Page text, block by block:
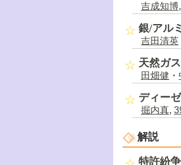
吉成知博,
銀/アル
吉田清英
天然ガ
田畑健 ・
ディー
掘内真,
解説
特許紛